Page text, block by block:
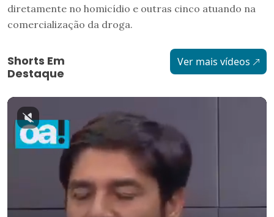
diretamente no homicídio e outras cinco atuando na
comercialização da droga.
Shorts Em
Destaque
Ver mais vídeos